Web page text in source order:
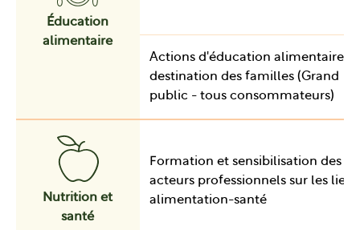
Éducation
alimentaire
Actions d'éducation alimentaire à
destination des familles (Grand
public - tous consommateurs)
Nutrition et
santé
Formation et sensibilisation des
acteurs professionnels sur les liens
alimentation-santé